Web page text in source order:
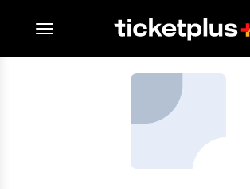
desplegar navegación